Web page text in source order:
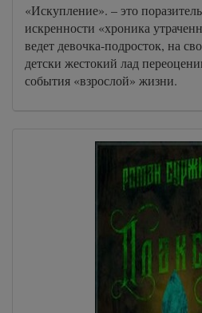
«Искупление». – это
искренности «хроника
ведет девочка-подросток, на
детски жестокий лад
события «взрослой» жизни.